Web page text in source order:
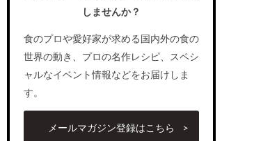
しませんか？
食のプロや愛好家が求める国内外の食の
世界の動き、プロの名作レシピ、スペシ
ャルなイベント情報などをお届けしま
す。
メールマガジン登録はこちら